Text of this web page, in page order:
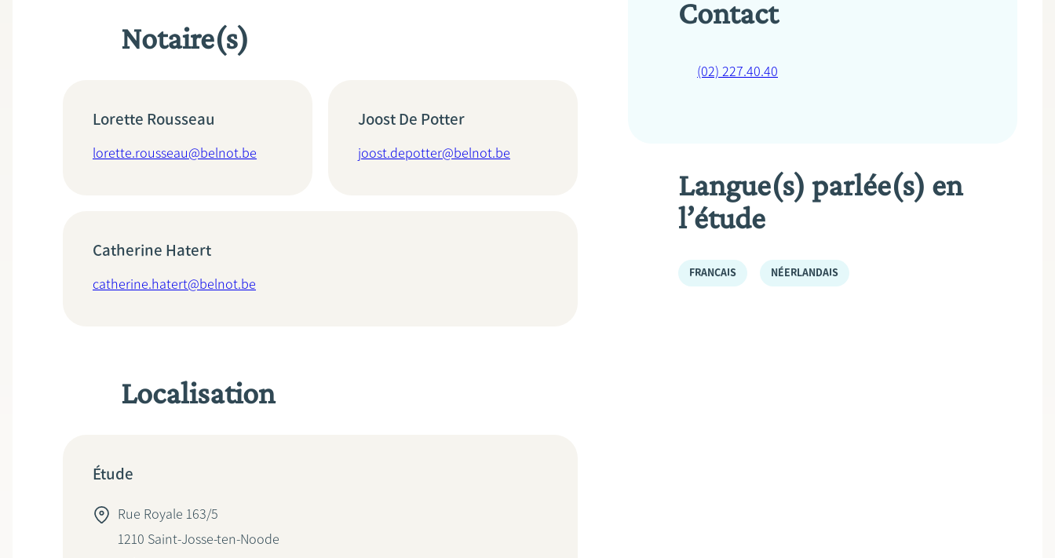
Notaire(s)
Lorette Rousseau
lorette.rousseau@belnot.be
Joost De Potter
joost.depotter@belnot.be
Catherine Hatert
catherine.hatert@belnot.be
Localisation
Étude
Rue Royale 163/5
1210 Saint-Josse-ten-Noode
Contact
(02) 227.40.40
Langue(s) parlée(s) en
l’étude
FRANÇAIS NÉERLANDAIS